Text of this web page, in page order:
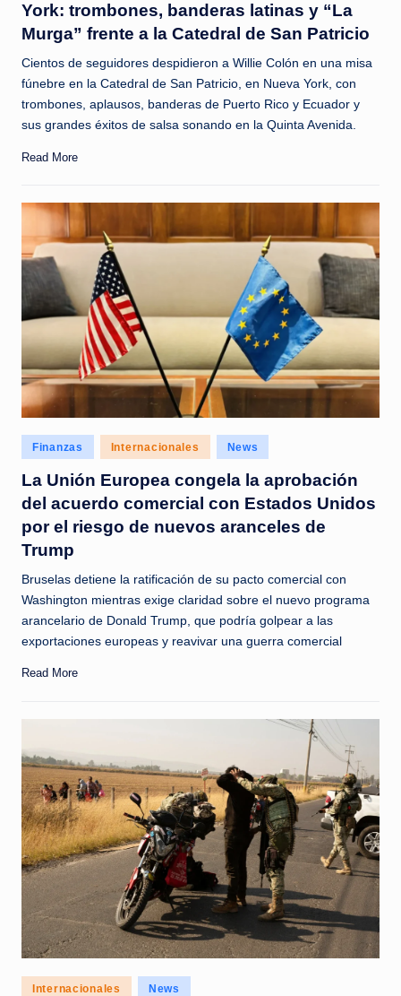
York: trombones, banderas latinas y “La
Murga” frente a la Catedral de San Patricio
Cientos de seguidores despidieron a Willie Colón en una misa
fúnebre en la Catedral de San Patricio, en Nueva York, con
trombones, aplausos, banderas de Puerto Rico y Ecuador y
sus grandes éxitos de salsa sonando en la Quinta Avenida.
Read More
Posted
in
Finanzas Internacionales News
La Unión Europea congela la aprobación
del acuerdo comercial con Estados Unidos
por el riesgo de nuevos aranceles de
Trump
Bruselas detiene la ratificación de su pacto comercial con
Washington mientras exige claridad sobre el nuevo programa
arancelario de Donald Trump, que podría golpear a las
exportaciones europeas y reavivar una guerra comercial
Read More
Posted
Internacionales News